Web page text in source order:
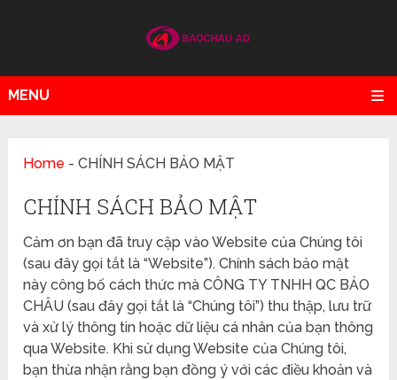
MENU
Home -CHÍNH SÁCH BẢO MẬT
CHÍNH SÁCH BẢO MẬT
Cảm ơn bạn đã truy cập vào Website của Chúng tôi
(sau đây gọi tắt là “Website”). Chính sách bảo mật
này công bố cách thức mà CÔNG TY TNHH QC BẢO
CHÂU (sau đây gọi tắt là “Chúng tôi”) thu thập, lưu trữ
và xử lý thông tin hoặc dữ liệu cá nhân của bạn thông
qua Website. Khi sử dụng Website của Chúng tôi,
bạn thừa nhận rằng bạn đồng ý với các điều khoản và